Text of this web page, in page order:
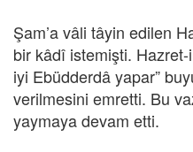
Şam’a vâli tâyin edilen
bir kâdî istemişti.
iyi Ebüdderdâ yapar”
verilmesini emretti. Bu
yaymaya devam etti.